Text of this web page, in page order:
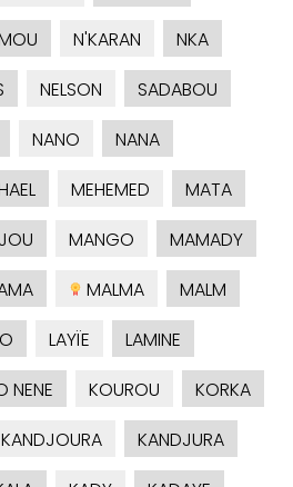
N'KARAN
NKA
NELSON
SADABOU
NANO
NANA
MEHEMED
MATA
MANGO
MAMADY
MALMA
MALM
LAYÏE
LAMINE
NENE KOUROU
KORKA
KANDJOURA
KANDJURA